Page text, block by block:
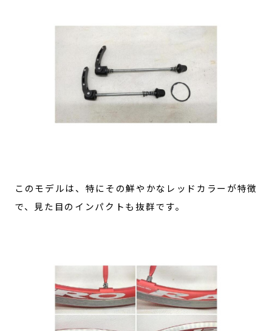
このモデルは、特にその鮮やかなレッドカラーが特徴
で、見た目のインパクトも抜群です。